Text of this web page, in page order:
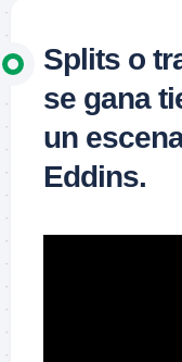
Splits o
se gana
un
Eddins.